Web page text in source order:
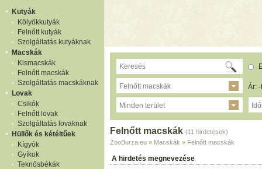
Kutyák
Kölyökkutyák
Felnőtt kutyák
Szolgáltatás kutyáknak
Macskák
Kismacskák
Felnőtt macskák
Szolgáltatás macskáknak
Lovak
Csikók
Felnőtt lovak
Szolgáltatás lovaknak
Hüllők és kétéltűek
Kígyók
Gyíkok
Teknősbékák
Felnőtt macskák
Minden terület
Ár:
Felnőtt macskák (11 hirdetések)
ZooBurza.eu » Macskák » Felnőtt macskák
A hirdetés megnevezése